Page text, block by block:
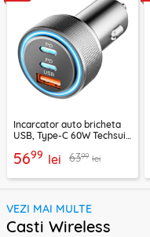
Incarcator auto bricheta
USB, Type-C 60W Techsuit
5699 lei 6399 lei
VEZI MAI MULTE
Casti Wireless